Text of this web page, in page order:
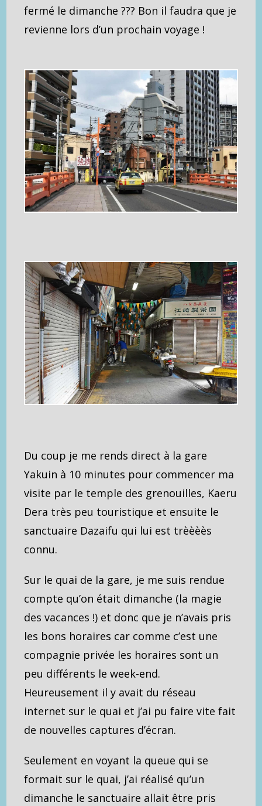
fermé le dimanche ??? Bon il faudra que je
revienne lors d’un prochain voyage !
Du coup je me rends direct à la gare
Yakuin à 10 minutes pour commencer ma
visite par le temple des grenouilles, Kaeru
Dera très peu touristique et ensuite le
sanctuaire Dazaifu qui lui est trèèèès
connu.
Sur le quai de la gare, je me suis rendue
compte qu’on était dimanche (la magie
des vacances !) et donc que je n’avais pris
les bons horaires car comme c’est une
compagnie privée les horaires sont un
peu différents le week-end.
Heureusement il y avait du réseau
internet sur le quai et j’ai pu faire vite fait
de nouvelles captures d’écran.
Seulement en voyant la queue qui se
formait sur le quai, j’ai réalisé qu’un
dimanche le sanctuaire allait être pris